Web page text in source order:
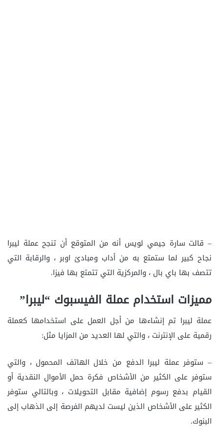
– قالت سارة جيمي لويس أنه من المتوقع أن تنجح عملة ليبرا
نجاح كبير لما ستمتع به من أداب ومبادئ اوبر ، والرقابة التي
تتصف بها باي بال ، والمركزية التي تتمتع بها فيزا.
مميزات استخدام عملة الفيسبوك “ليبرا”
عملة ليبرا تم إنشاءها من أجل العمل على استخدامها كعملة
رقمية على الإنترنت ، والتي لها العديد من المزايا مثل:
– ستوفر عملة ليبرا الدفع من خلال الهاتف المحمول ، والتي
ستوفر على الكثير من الأشخاص فكرة حمل الأموال النقدية أو
القيام بدفع رسوم إضافية مقابل التحويلات ، وبالتالي ستوفر
الكثير على الأشخاص الذين ليست لديهم الفرصة إلى الذهاب إلى
البنوك.